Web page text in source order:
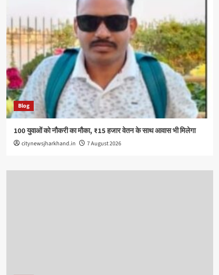
Blog
100 युवाओं को नौकरी का मौका, ₹15 हजार वेतन के साथ आवास भी मिलेगा
citynewsjharkhand.in 7 August 2026